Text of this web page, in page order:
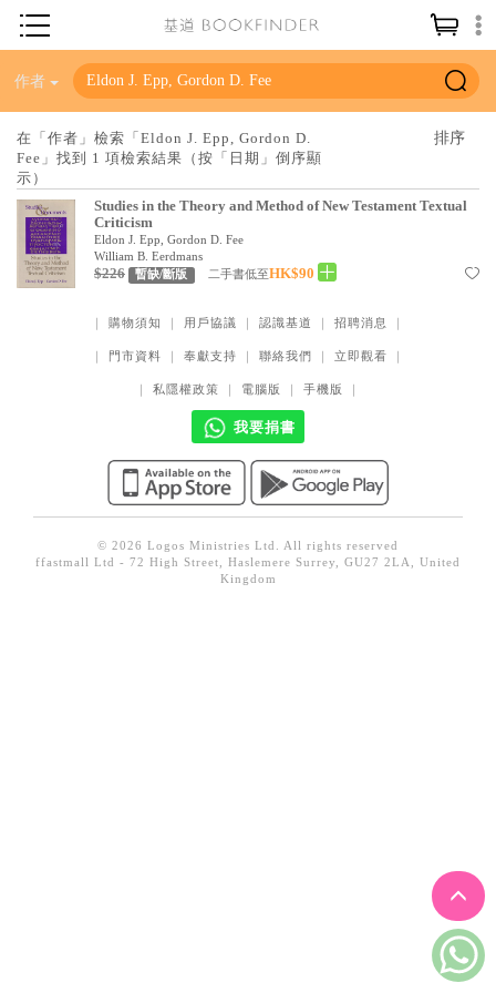
神學／教義
聖經
信仰入門
教會歷史
靈修／禱告
信徒生活
教會事工
分齡牧養
哲學／宗教比較
見證／傳記
文藝／勵志
作者
在「作者」檢索「Eldon J. Epp, Gordon D.
Fee」找到 1 項檢索結果（按「日期」倒序顯
示）
Studies in the Theory and Method of New Testament Textual
Criticism
Eldon J. Epp, Gordon D. Fee
William B. Eerdmans
$226 暫缺/斷版 二手書低至HK$90
｜ 購物須知 ｜ 用戶協議 ｜ 認識基道 ｜ 招聘消息 ｜
｜ 門市資料 ｜ 奉獻支持 ｜ 聯絡我們 ｜ 立即觀看 ｜
｜ 私隱權政策 ｜ 電腦版 ｜ 手機版 ｜
我要捐書
© 2026 Logos Ministries Ltd. All rights reserved
ffastmall Ltd - 72 High Street, Haslemere Surrey, GU27 2LA, United
Kingdom